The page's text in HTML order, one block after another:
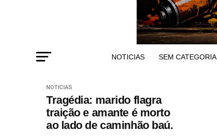
NOTICIAS SEM CATEGORIA
NOTICIAS
Tragédia: marido flagra
traição e amante é morto
ao lado de caminhão baú.